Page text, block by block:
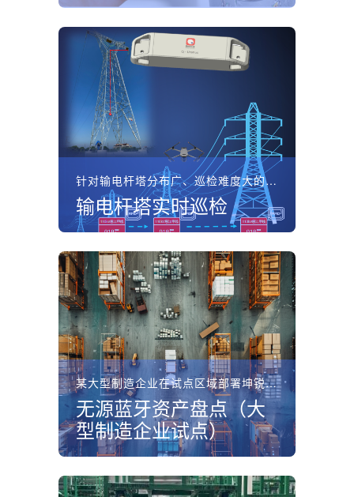
针对输电杆塔分布广、巡检难度大的问题，坤锐电子部署基于Q...
输电杆塔实时巡检
某大型制造企业在试点区域部署坤锐无源蓝牙资产盘点系统，无...
无源蓝牙资产盘点（大
型制造企业试点）